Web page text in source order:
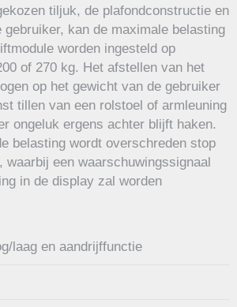
tiljuk, de plafondconstructie en
gebruiker, kan de maximale belasting
worden ingesteld op
of 270 kg. Het afstellen van het
op het gewicht van de gebruiker
tillen van een rolstoel of armleuning
ongeluk ergens achter blijft haken.
belasting wordt overschreden stop
waarbij een waarschuwingssignaal
in de display zal worden
laag en aandrijffunctie